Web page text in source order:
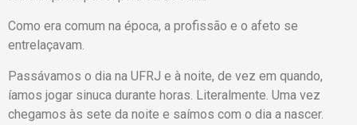
Como era comum na época, a profissão e o afeto se
entrelaçavam.
Passávamos o dia na UFRJ e à noite, de vez em quando,
íamos jogar sinuca durante horas. Literalmente. Uma vez
chegamos às sete da noite e saímos com o dia a nascer.